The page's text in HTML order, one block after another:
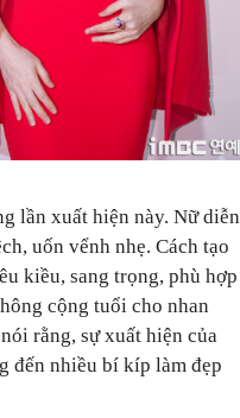
lần xuất hiện này. Nữ diễn
uốn vểnh nhẹ. Cách tạo
kiều, sang trọng, phù hợp
cộng tuổi cho nhan
rằng, sự xuất hiện của
đến nhiều bí kíp làm đẹp